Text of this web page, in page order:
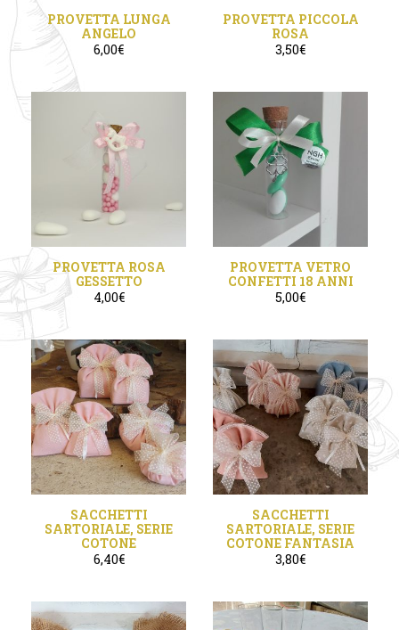
PROVETTA LUNGA
ANGELO
6,00€
PROVETTA PICCOLA
ROSA
3,50€
PROVETTA ROSA
GESSETTO
4,00€
PROVETTA VETRO
CONFETTI 18 ANNI
5,00€
SACCHETTI
SARTORIALE, SERIE
COTONE
6,40€
SACCHETTI
SARTORIALE, SERIE
COTONE FANTASIA
3,80€